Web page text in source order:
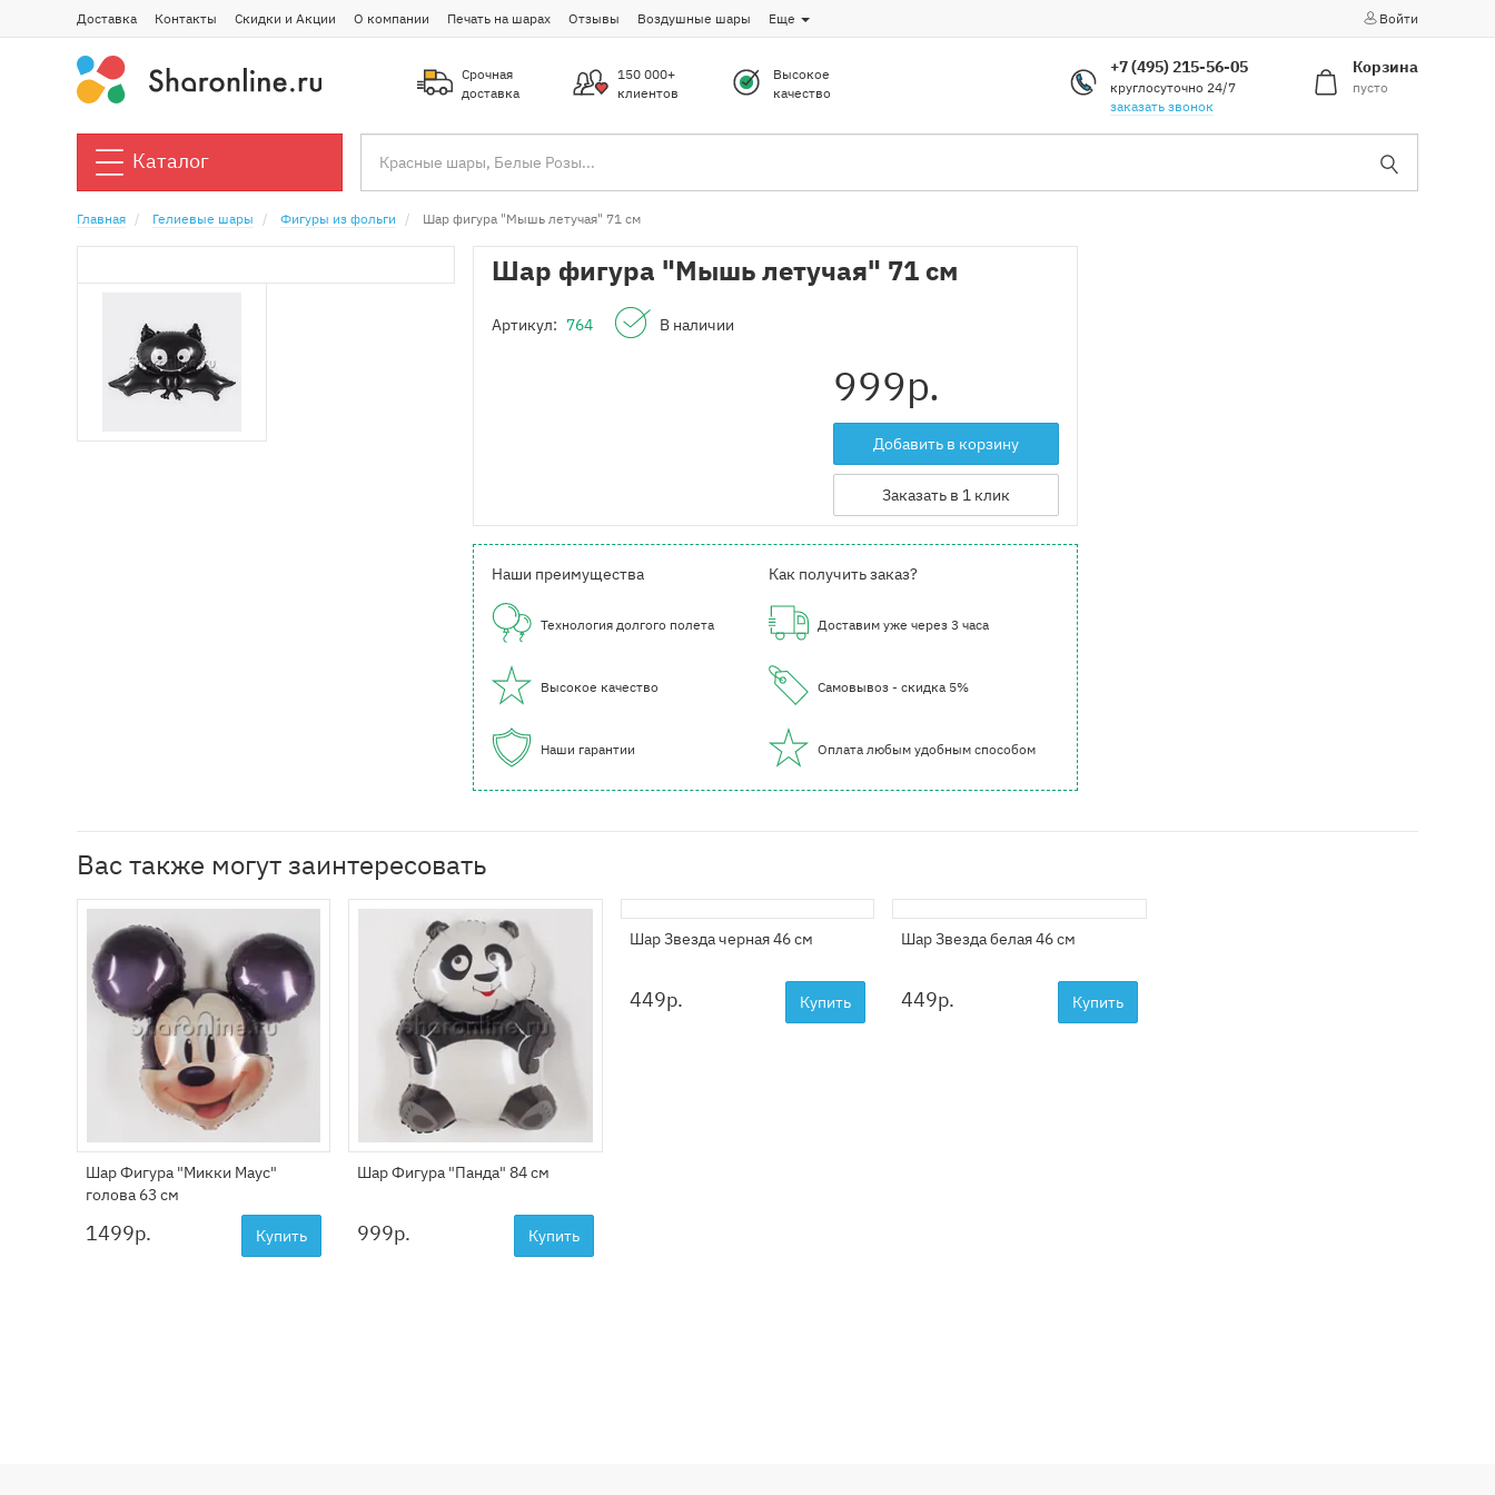
Доставка Контакты Скидки и Акции О компании Печать на шарах Отзывы Воздушные шары Еще Войти
Срочная
доставка
150 000+
клиентов
Высокое
качество
+7 (495) 215-56-05
круглосуточно 24/7
заказать звонок
Корзина
пусто
Каталог
Главная Гелиевые шары Фигуры из фольги Шар фигура "Мышь летучая" 71 см
Шар фигура "Мышь летучая" 71 см
Артикул: 764 В наличии
999р.
Добавить в корзину
Заказать в 1 клик
Наши преимущества
Технология долгого полета
Высокое качество
Наши гарантии
Как получить заказ?
Доставим уже через 3 часа
Самовывоз - скидка 5%
Оплата любым удобным способом
Вас также могут заинтересовать
Шар Фигура "Микки Маус"
голова 63 см
1499р. Купить
Шар Фигура "Панда" 84 см
999р. Купить
Шар Звезда черная 46 см
449р. Купить
Шар Звезда белая 46 см
449р. Купить